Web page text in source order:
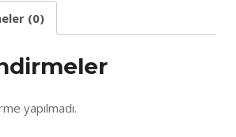
(0)
yapılmadı.